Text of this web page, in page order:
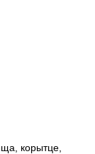
корытце,